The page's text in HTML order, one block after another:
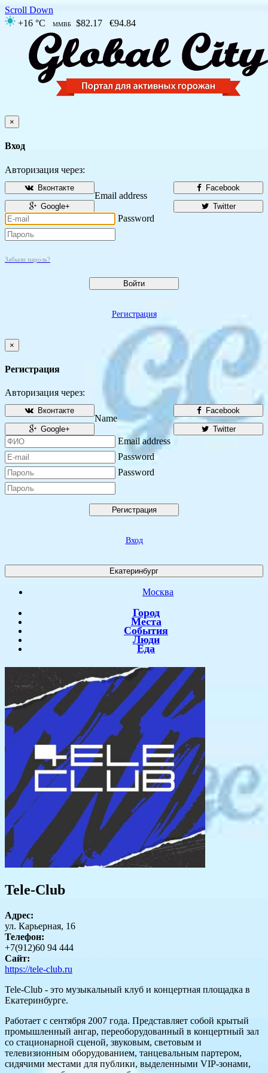
Scroll Down
+16 °C
ММВБ $82.17 €94.84
×
Вход
Авторизация через:
Facebook
Вконтакте
Twitter
Google+
Email address
Password
Забыли пароль?
Войти
Регистрация
×
Регистрация
Авторизация через:
Facebook
Вконтакте
Twitter
Google+
Name
Email address
Password
Password
Регистрация
Вход
Екатеринбург
Москва
Город
Места
События
Люди
Еда
Tele-Club
Адрес:
ул. Карьерная, 16
Телефон:
+7(912)60 94 444
Сайт:
https://tele-club.ru
Tele-Club - это музыкальный клуб и концертная площадка в
Екатеринбурге.
Работает с сентября 2007 года. Представляет собой крытый
промышленный ангар, переоборудованный в концертный зал
со стационарной сценой, звуковым, световым и
телевизионным оборудованием, танцевальным партером,
сидячими местами для публики, выделенными VIP-зонами,